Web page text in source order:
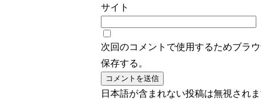
サイト
次回のコメントで使用するためブラ
保存する。
日本語が含まれない投稿は無視され